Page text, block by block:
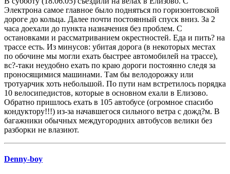
Электрона самое главное было подняться по горизонтовской
дороге до кольца. Далее почти постоянный спуск вниз. За 2
часа доехали до пункта назначения без проблем. С
остановками и рассматриванием окрестностей. Еда и пить? на
трассе есть. Из минусов: убитая дорога (в некоторых местах
по обочине мы могли ехать быстрее автомобилей на трассе),
вс?-таки неудобно ехать по краю дороги постоянно следя за
проносящимися машинами. Там бы велодорожку или
тротуарчик хоть небольшой. По пути нам встретилось порядка
10 велосипедистов, которые в основном ехали в Елизово.
Обратно пришлось ехать в 105 автобусе (огромное спасибо
кондуктору!!!) из-за начавшегося сильного ветра с дожд?м. В
багажники обычных междугородних автобусов велики без
разборки не влазиют.
Denny-boy